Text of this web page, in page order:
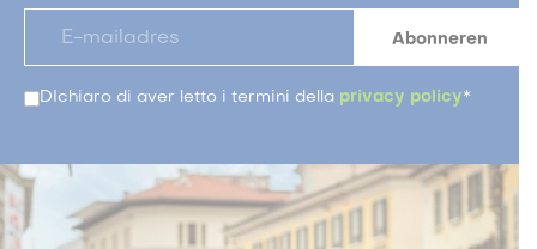
DIchiaro di aver letto i termini della privacy policy*